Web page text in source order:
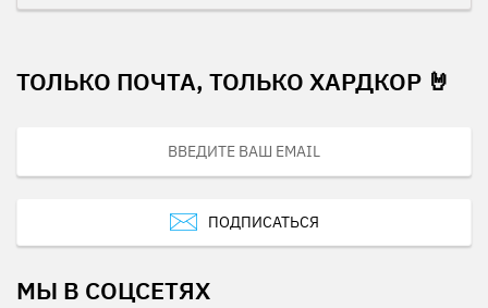
ТОЛЬКО ПОЧТА, ТОЛЬКО ХАРДКОР 🤘
ПОДПИСАТЬСЯ
МЫ В СОЦСЕТЯХ